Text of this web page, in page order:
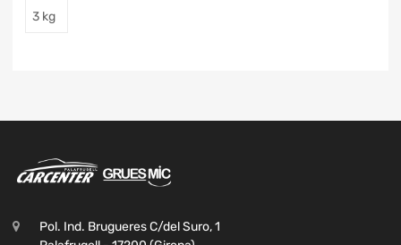
3 kg
Pol. Ind. Brugueres C/del Suro, 1